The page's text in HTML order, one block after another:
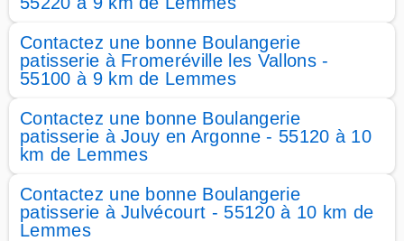
Contactez une bonne Boulangerie
patisserie à Fromeréville les Vallons -
55100 à 9 km de Lemmes
Contactez une bonne Boulangerie
patisserie à Jouy en Argonne - 55120 à 10
km de Lemmes
Contactez une bonne Boulangerie
patisserie à Julvécourt - 55120 à 10 km de
Lemmes